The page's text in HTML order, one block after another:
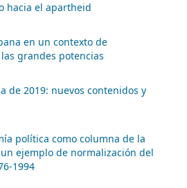
hacia el apartheid
en un contexto de
grandes potencias
de 2019: nuevos contenidos y
política como columna de la
ejemplo de normalización del
1994